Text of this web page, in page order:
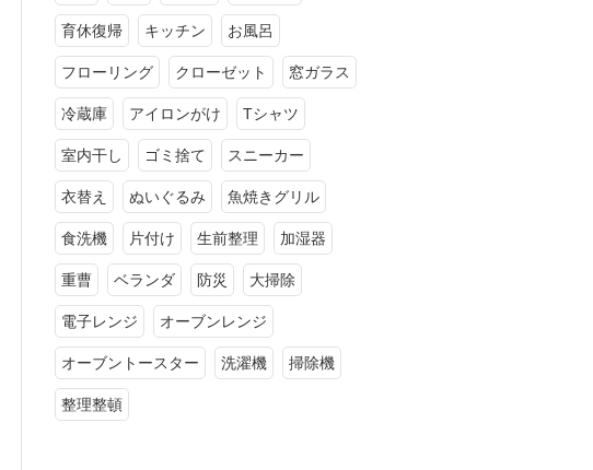
育休復帰 キッチン お風呂
フローリング クローゼット 窓ガラス
冷蔵庫 アイロンがけ Tシャツ
室内干し ゴミ捨て スニーカー
衣替え ぬいぐるみ 魚焼きグリル
食洗機 片付け 生前整理 加湿器
重曹 ベランダ 防災 大掃除
電子レンジ オーブンレンジ
オーブントースター 洗濯機 掃除機
整理整頓